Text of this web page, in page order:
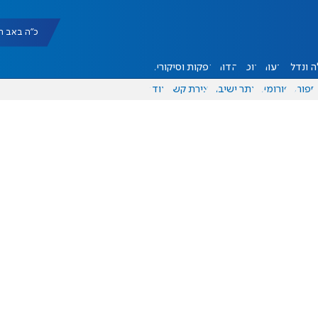
כ"ה באב תשפ"ו
ונדל"ן דעות אוכל יהדות הפקות וסיקורים
ספורט פורומים אתר ישיבה יצירת קשר עוד